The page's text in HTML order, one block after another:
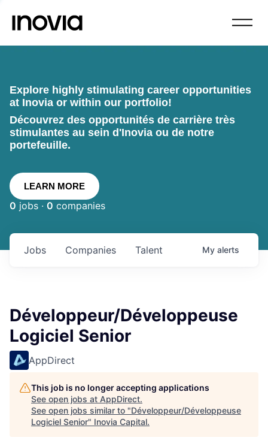
Explore highly stimulating career opportunities
at Inovia or within our portfolio!
Découvrez des opportunités de carrière très
stimulantes au sein d'Inovia ou de notre
portefeuille.
LEARN MORE
0 jobs · 0 companies
Jobs Companies Talent My alerts
Développeur/Développeuse
Logiciel Senior
AppDirect
This job is no longer accepting applications
See open jobs at AppDirect.
See open jobs similar to "Développeur/Développeuse
Logiciel Senior" Inovia Capital.